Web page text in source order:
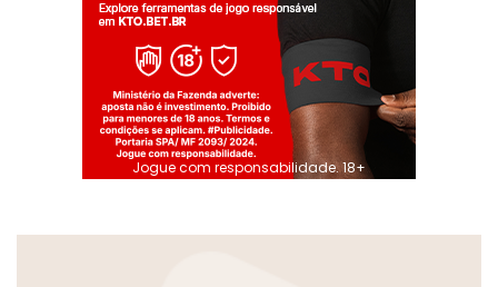
Jogue com responsabilidade. 18+